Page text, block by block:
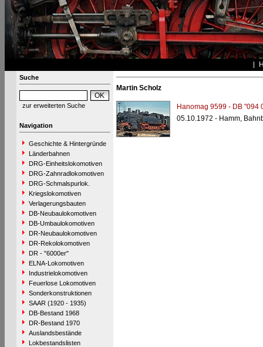
Suche
zur erweiterten Suche
Navigation
Geschichte & Hintergründe
Länderbahnen
DRG-Einheitslokomotiven
DRG-Zahnradlokomotiven
DRG-Schmalspurlok.
Kriegslokomotiven
Verlagerungsbauten
DB-Neubaulokomotiven
DB-Umbaulokomotiven
DR-Neubaulokomotiven
DR-Rekolokomotiven
DR - "6000er"
ELNA-Lokomotiven
Industrielokomotiven
Feuerlose Lokomotiven
Sonderkonstruktionen
SAAR (1920 - 1935)
DB-Bestand 1968
DR-Bestand 1970
Auslandsbestände
Lokbestandslisten
Martin Scholz
Hanomag 9599 - DB "094
05.10.1972 - Hamm,